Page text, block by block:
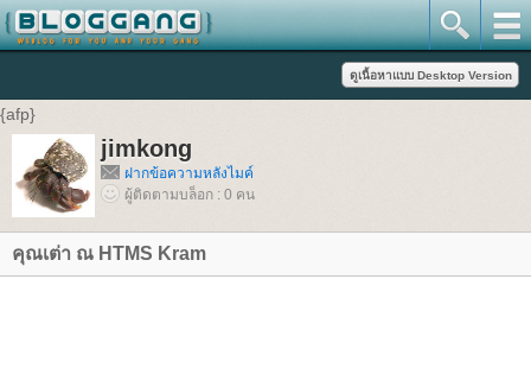
{afp}
jimkong
ฝากข้อความหลังไมค์
ผู้ติดตามบล็อก : 0 คน
คุณเต่า ณ HTMS Kram